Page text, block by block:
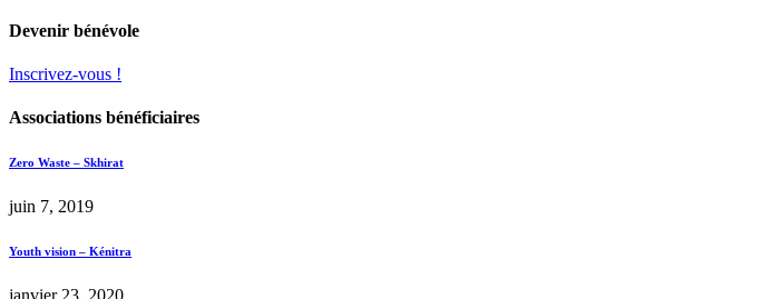
Devenir bénévole
Inscrivez-vous !
Associations bénéficiaires
Zero Waste – Skhirat
juin 7, 2019
Youth vision – Kénitra
janvier 23, 2020